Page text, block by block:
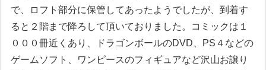
で、ロフト部分に保管してあったようでしたが、到着す
ると２階まで降ろして頂いておりました。コミックは１
０００冊近くあり、ドラゴンボールのDVD、PS４などの
ゲームソフト、ワンピースのフィギュアなど沢山お譲り